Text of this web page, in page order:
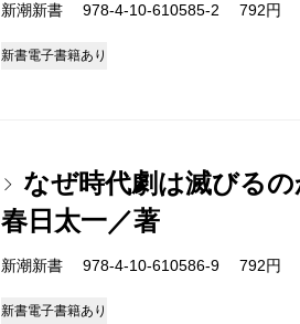
新潮新書 978-4-10-610585-2 792円
新書電子書籍あり
なぜ時代劇は滅びる
春日太一／著
新潮新書 978-4-10-610586-9 792円
新書電子書籍あり